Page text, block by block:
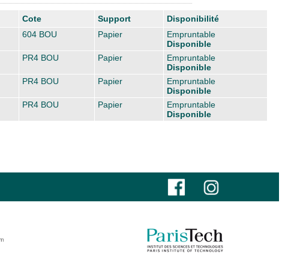
Cote Support
Disponibilité
604 BOU Papier
Empruntable
Disponible
PR4 BOU Papier
Empruntable
Disponible
PR4 BOU Papier
Empruntable
Disponible
PR4 BOU Papier
Empruntable
Disponible